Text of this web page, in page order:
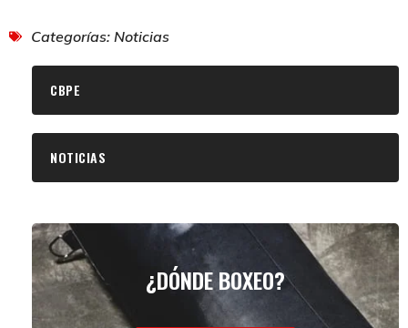
Categorías: Noticias
CBPE
NOTICIAS
¿DÓNDE BOXEO?